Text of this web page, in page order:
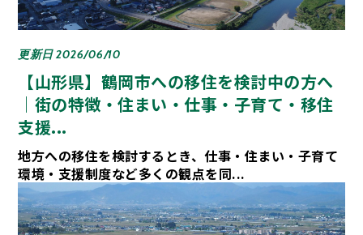
更新日 2026/06/10
【山形県】鶴岡市への移住を検討中の方へ
｜街の特徴・住まい・仕事・子育て・移住
支援...
地方への移住を検討するとき、仕事・住まい・子育て
環境・支援制度など多くの観点を同...